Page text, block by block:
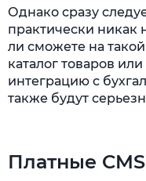
Однако сразу
практически никак
ли сможете на
каталог товаров
интеграцию с
также будут
Платные CMS